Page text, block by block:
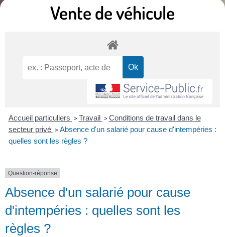
Vente de véhicule
Accueil particuliers > Travail > Conditions de travail dans le
secteur privé > Absence d'un salarié pour cause d'intempéries :
quelles sont les règles ?
Question-réponse
Absence d'un salarié pour cause
d'intempéries : quelles sont les
règles ?